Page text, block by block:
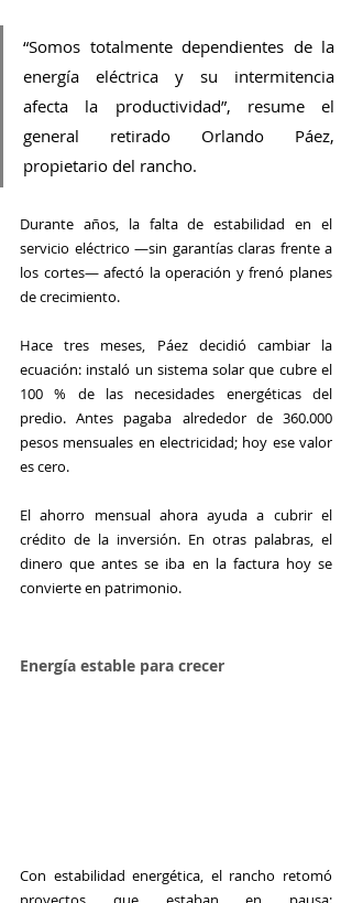
“Somos totalmente dependientes de la
energía eléctrica y su intermitencia
afecta la productividad”, resume el
general retirado Orlando Páez,
propietario del rancho.
Durante años, la falta de estabilidad en el
servicio eléctrico —sin garantías claras frente a
los cortes— afectó la operación y frenó planes
de crecimiento.
Hace tres meses, Páez decidió cambiar la
ecuación: instaló un sistema solar que cubre el
100 % de las necesidades energéticas del
predio. Antes pagaba alrededor de 360.000
pesos mensuales en electricidad; hoy ese valor
es cero.
El ahorro mensual ahora ayuda a cubrir el
crédito de la inversión. En otras palabras, el
dinero que antes se iba en la factura hoy se
convierte en patrimonio.
Energía estable para crecer
Con estabilidad energética, el rancho retomó